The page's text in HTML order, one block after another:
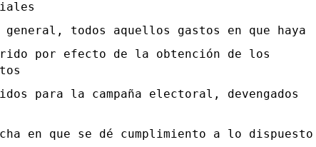
todos aquellos gastos en que haya
por efecto de la obtención de los
para la campaña electoral, devengados
en que se dé cumplimiento a lo dispuesto